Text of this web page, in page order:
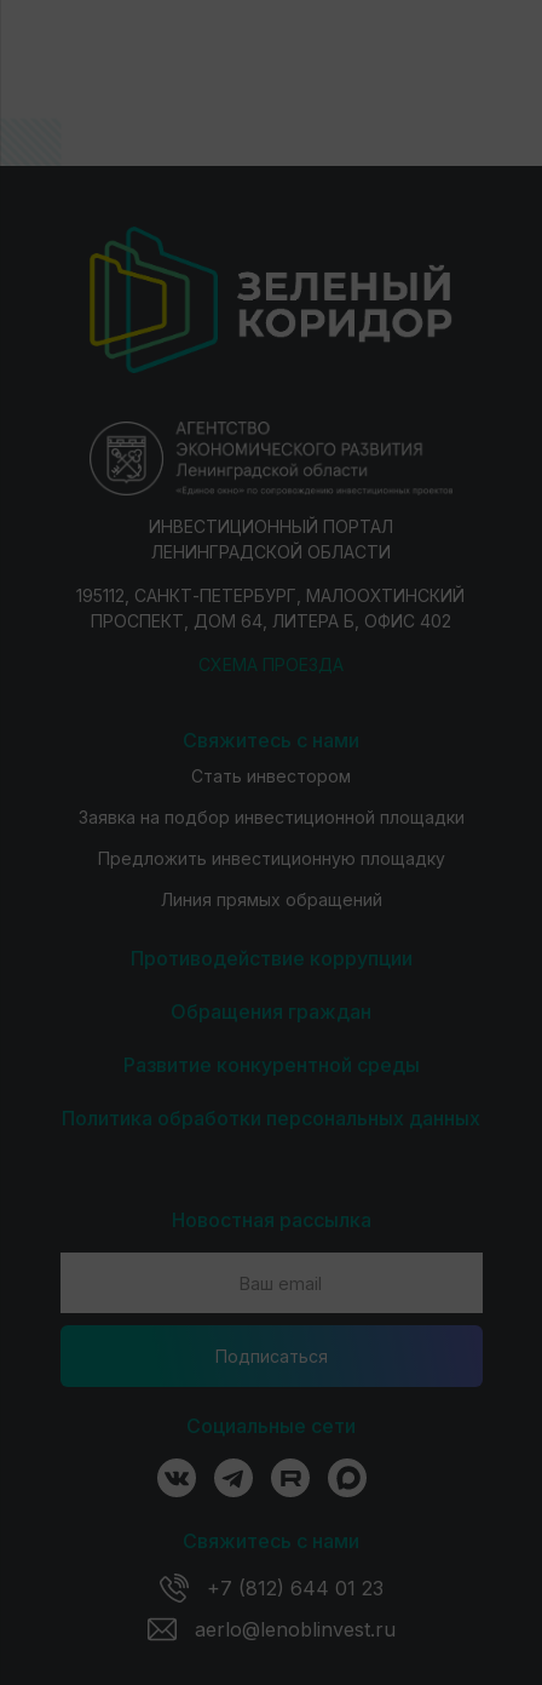
ИНВЕСТИЦИОННЫЙ ПОРТАЛ
ЛЕНИНГРАДСКОЙ ОБЛАСТИ
195112, САНКТ-ПЕТЕРБУРГ, МАЛООХТИНСКИЙ
ПРОСПЕКТ, ДОМ 64, ЛИТЕРА Б, ОФИС 402
СХЕМА ПРОЕЗДА
Свяжитесь с нами
Стать инвестором
Заявка на подбор инвестиционной площадки
Предложить инвестиционную площадку
Линия прямых обращений
Противодействие коррупции
Обращения граждан
Развитие конкурентной среды
Политика обработки персональных данных
Новостная рассылка
Подпиcаться
Социальные сети
Свяжитесь с нами
+7 (812) 644 01 23
aerlo@lenoblinvest.ru